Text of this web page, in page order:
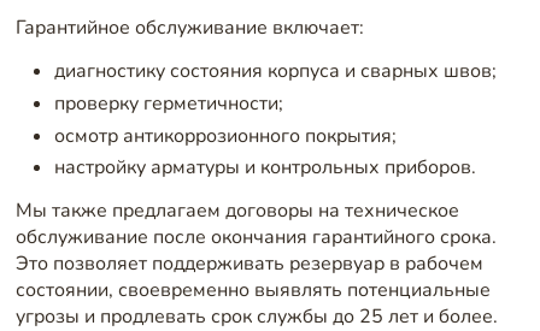
Гарантийное обслуживание включает:
диагностику состояния корпуса и сварных швов;
проверку герметичности;
осмотр антикоррозионного покрытия;
настройку арматуры и контрольных приборов.
Мы также предлагаем договоры на техническое
обслуживание после окончания гарантийного срока.
Это позволяет поддерживать резервуар в рабочем
состоянии, своевременно выявлять потенциальные
угрозы и продлевать срок службы до 25 лет и более.